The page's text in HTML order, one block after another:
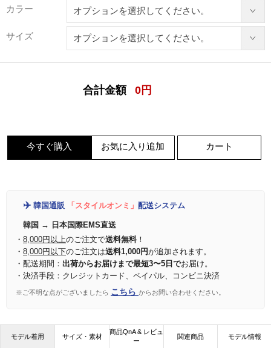
カラー
サイズ
合計金額 0 円
今すぐ購入 お気に入り追加 カート
✈️ 韓国通販 「スタイルオンミ」 配送システム
韓国 → 日本国際EMS直送
・ 8,000円以上のご注文で送料無料！
・ 8,000円以下のご注文は送料1,000円が追加されます。
・配送期間： 出荷からお届けまで最短3〜5日でお届け。
・決済手段：クレジットカード、ペイパル、コンビニ決済
※ご不明な点がございましたら こちら からお問い合わせください。
モデル着用 サイズ・素材
商品QnA & レビュ
ー
関連商品 モデル情報